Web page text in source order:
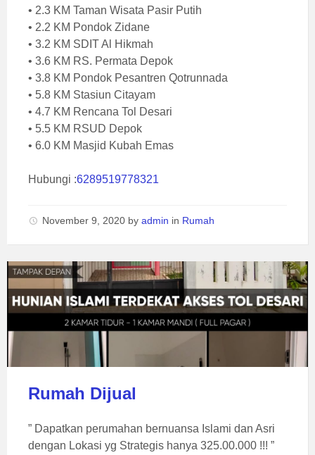
• 2.3 KM Taman Wisata Pasir Putih
• 2.2 KM Pondok Zidane
• 3.2 KM SDIT Al Hikmah
• 3.6 KM RS. Permata Depok
• 3.8 KM Pondok Pesantren Qotrunnada
• 5.8 KM Stasiun Citayam
• 4.7 KM Rencana Tol Desari
• 5.5 KM RSUD Depok
• 6.0 KM Masjid Kubah Emas
Hubungi :6289519778321
November 9, 2020 by admin in Rumah
Rumah Dijual
” Dapatkan perumahan bernuansa Islami dan Asri
dengan Lokasi yg Strategis hanya 325.00.000 !!! ”